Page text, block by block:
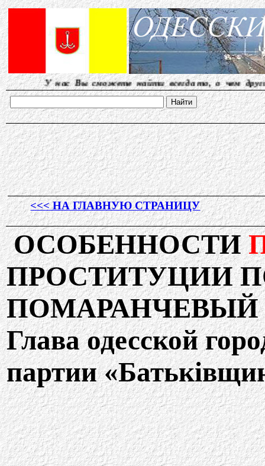
Вы сможете найти всегда то, о чем другие
<<< НА ГЛАВНУЮ СТРАНИЦУ
ОСОБЕННОСТИ
ПРОСТИТУЦИИ
ПОМАРАНЧЕВЫЙ
Глава одесской
партии